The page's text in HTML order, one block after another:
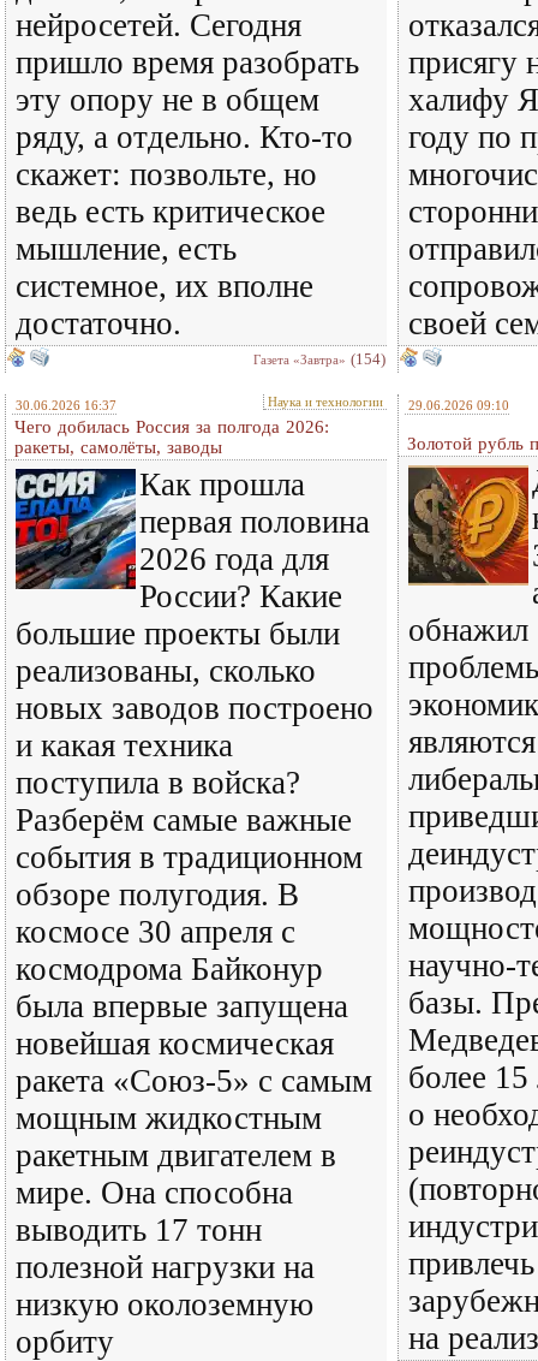
нейросетей. Сегодня
пришло время разобрать
эту опору не в общем
ряду, а отдельно. Кто-то
скажет: позвольте, но
ведь есть критическое
мышление, есть
системное, их вполне
достаточно.
Газета «Завтра» (154)
присягу
халифу
году по
своей
30.06.2026 16:37 Наука и технологии
Чего добилась Россия за полгода 2026:
ракеты, самолёты, заводы
Как прошла
первая половина
2026 года для
России? Какие
большие проекты были
реализованы, сколько
новых заводов построено
и какая техника
поступила в войска?
Разберём самые важные
события в традиционном
обзоре полугодия. В
космосе 30 апреля с
космодрома Байконур
была впервые запущена
новейшая космическая
ракета «Союз-5» с самым
мощным жидкостным
ракетным двигателем в
мире. Она способна
выводить 17 тонн
полезной нагрузки на
низкую околоземную
орбиту
29.06.2026 09:10
Золотой рубль
обнажил
научно-
базы.
более 15
о
на